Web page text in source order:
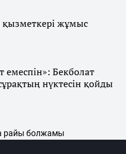
қызметкері жұмыс
емеспін»: Бекболат
нүктесін қойды
райы болжамы